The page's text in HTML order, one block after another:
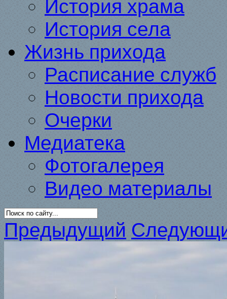
История храма
История села
Жизнь прихода
Расписание служб
Новости прихода
Очерки
Медиатека
Фотогалерея
Видео материалы
Предыдущий